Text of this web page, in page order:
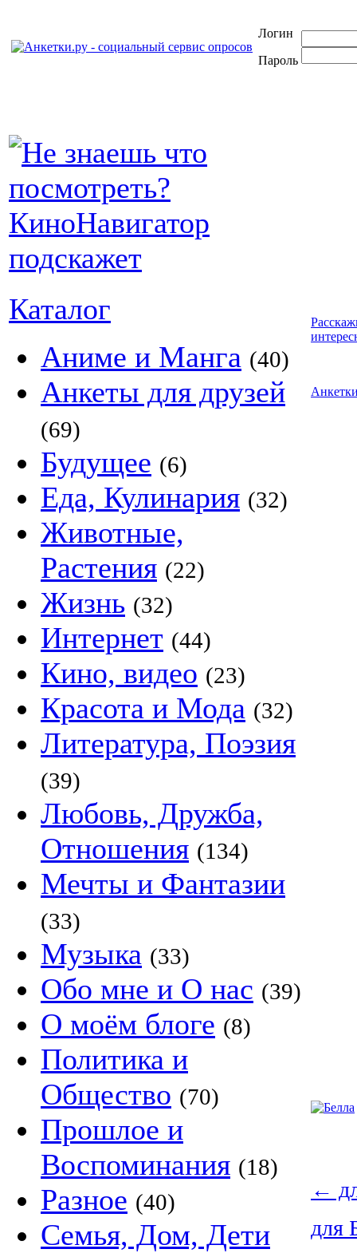
Логин
Пароль
Каталог
Аниме и Манга (40)
Анкеты для друзей
(69)
Будущее (6)
Еда, Кулинария (32)
Животные,
Растения (22)
Жизнь (32)
Интернет (44)
Кино, видео (23)
Красота и Мода (32)
Литература, Поэзия
(39)
Любовь, Дружба,
Отношения (134)
Мечты и Фантазии
(33)
Музыка (33)
Обо мне и О нас (39)
О моём блоге (8)
Политика и
Общество (70)
Прошлое и
Воспоминания (18)
Разное (40)
Семья, Дом, Дети
←
для